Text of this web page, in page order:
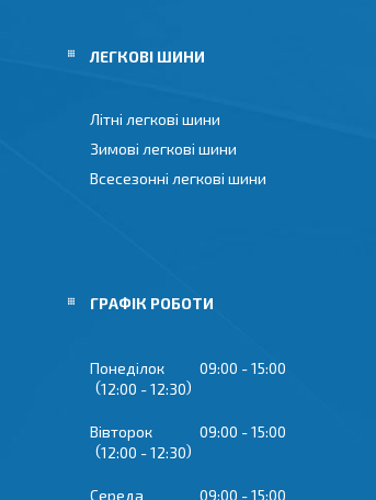
ЛЕГКОВІ ШИНИ
Літні легкові шини
Зимові легкові шини
Всесезонні легкові шини
ГРАФІК РОБОТИ
Понеділок 09:00
15:00
12:00
12:30
Вівторок 09:00
15:00
12:00
12:30
Середа 09:00
15:00